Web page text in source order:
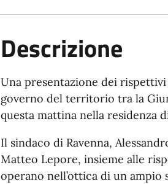
Descrizione
Una presentazione dei
governo del territorio tra la
questa mattina nella residenza
Il sindaco di Ravenna,
Matteo Lepore, insieme alle
operano nell’ottica di un